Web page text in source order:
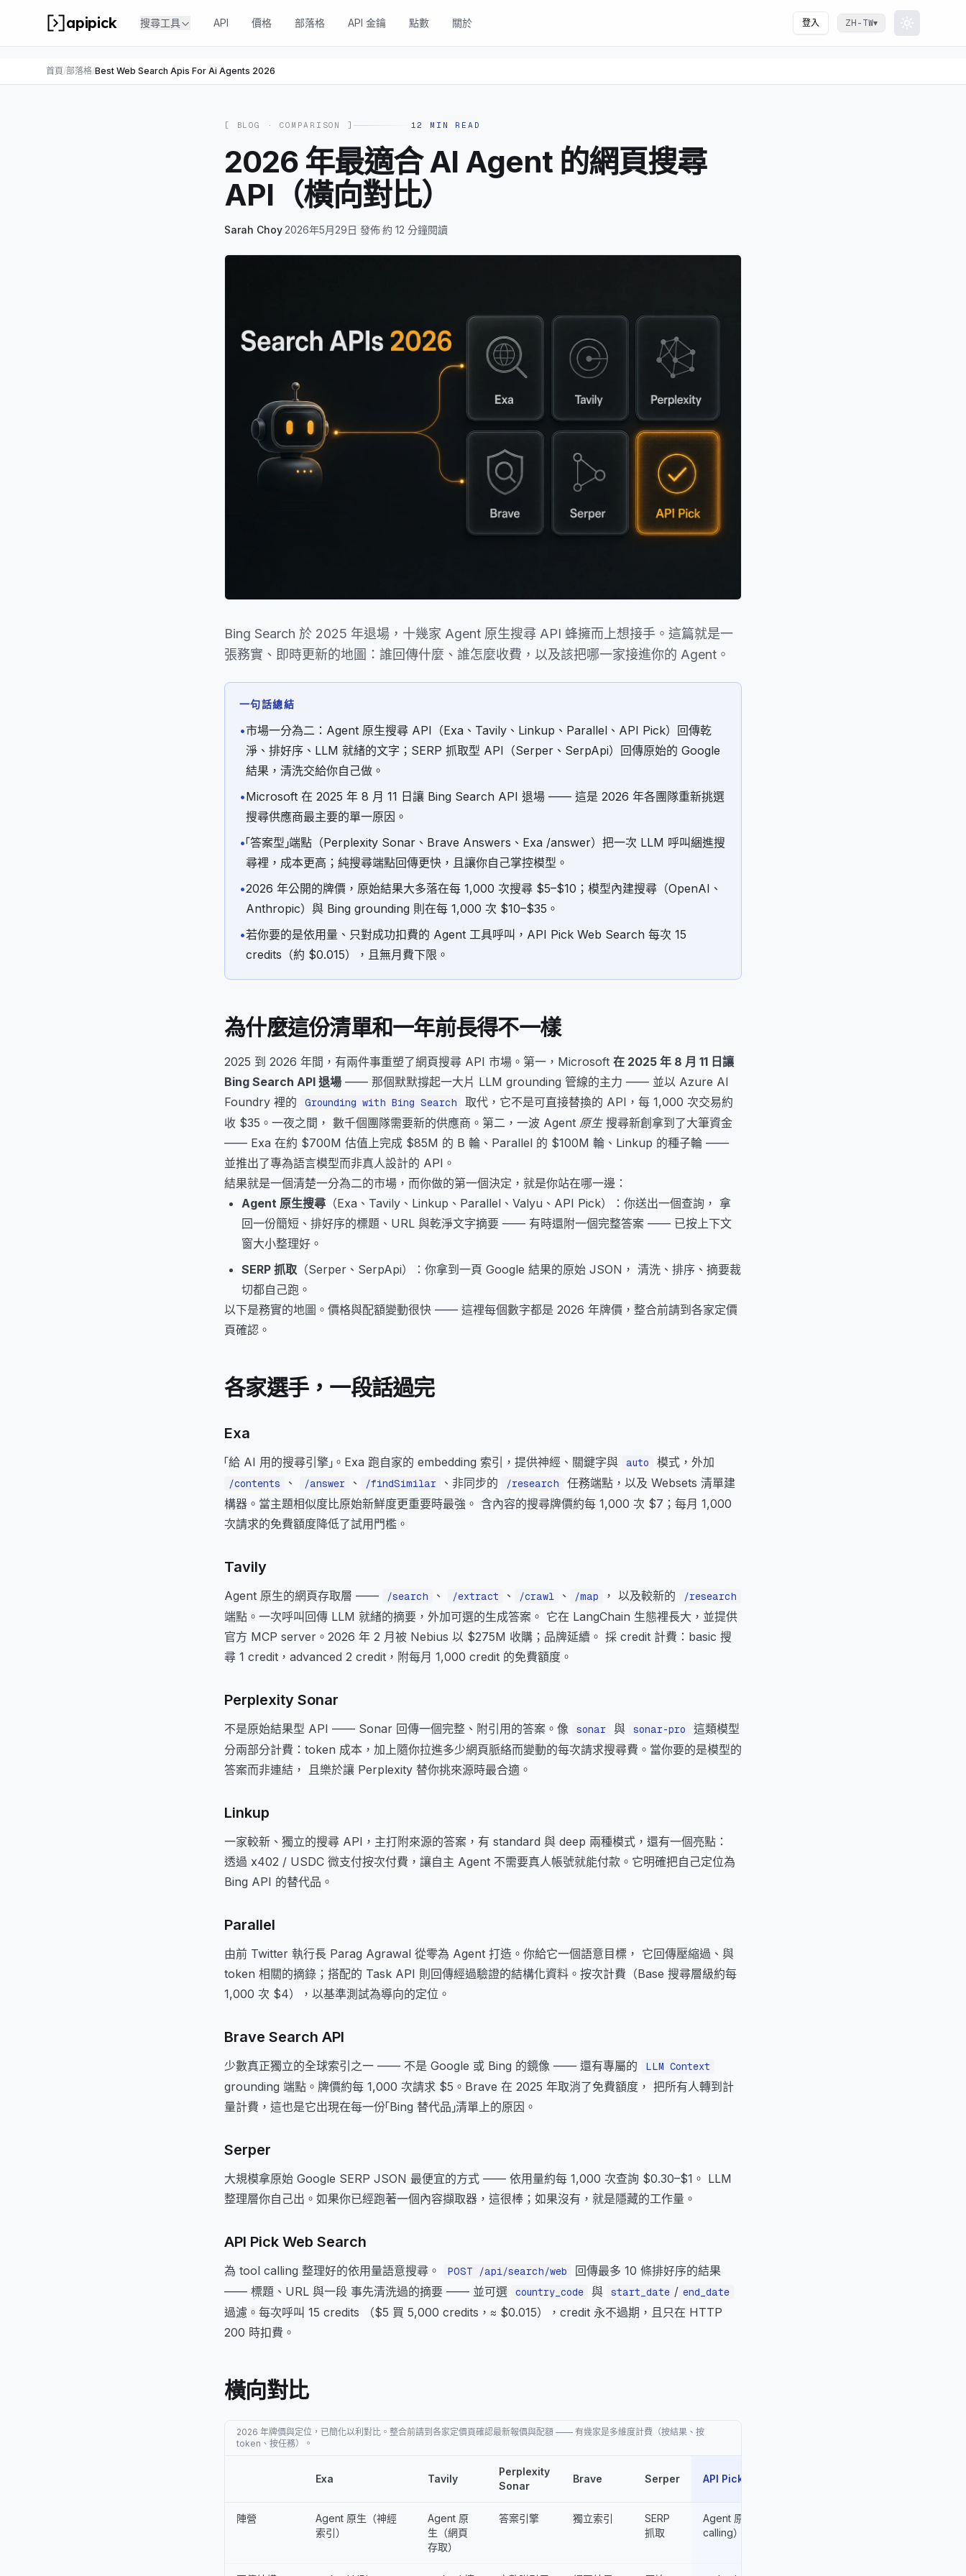
apipick 搜尋工具 API 價格 部落格 API 金鑰 點數 關於 登入 ZH-TW▾
Toggle
首頁/部落格/Best Web Search Apis For Ai Agents 2026
[ BLOG ·COMPARISON ] 12 MIN READ
2026 年最適合 AI Agent 的網頁搜尋
API（橫向對比）
Sarah Choy·2026年5月29日 發佈·約 12 分鐘閱讀
Bing Search 於 2025 年退場，十幾家 Agent 原生搜尋 API 蜂擁而上想接手。這篇就是一
張務實、即時更新的地圖：誰回傳什麼、誰怎麼收費，以及該把哪一家接進你的 Agent。
一句話總結
•市場一分為二：Agent 原生搜尋 API（Exa、Tavily、Linkup、Parallel、API Pick）回傳乾
淨、排好序、LLM 就緒的文字；SERP 抓取型 API（Serper、SerpApi）回傳原始的 Google
結果，清洗交給你自己做。
•Microsoft 在 2025 年 8 月 11 日讓 Bing Search API 退場 —— 這是 2026 年各團隊重新挑選
搜尋供應商最主要的單一原因。
•「答案型」端點（Perplexity Sonar、Brave Answers、Exa /answer）把一次 LLM 呼叫綑進搜
尋裡，成本更高；純搜尋端點回傳更快，且讓你自己掌控模型。
•2026 年公開的牌價，原始結果大多落在每 1,000 次搜尋 $5–$10；模型內建搜尋（OpenAI、
Anthropic）與 Bing grounding 則在每 1,000 次 $10–$35。
•若你要的是依用量、只對成功扣費的 Agent 工具呼叫，API Pick Web Search 每次 15
credits（約 $0.015），且無月費下限。
為什麼這份清單和一年前長得不一樣
2025 到 2026 年間，有兩件事重塑了網頁搜尋 API 市場。第一，Microsoft 在 2025 年 8 月 11 日讓
Bing Search API 退場 —— 那個默默撐起一大片 LLM grounding 管線的主力 —— 並以 Azure AI
Foundry 裡的
Grounding with Bing Search
取代，它不是可直接替換的 API，每 1,000 次交易約
收 $35。一夜之間， 數千個團隊需要新的供應商。第二，一波 Agent 原生搜尋新創拿到了大筆資金
—— Exa 在約 $700M 估值上完成 $85M 的 B 輪、Parallel 的 $100M 輪、Linkup 的種子輪 ——
並推出了專為語言模型而非真人設計的 API。
結果就是一個清楚一分為二的市場，而你做的第一個決定，就是你站在哪一邊：
Agent 原生搜尋 （Exa、Tavily、Linkup、Parallel、Valyu、API Pick）：你送出一個查詢， 拿
回一份簡短、排好序的標題、URL 與乾淨文字摘要 —— 有時還附一個完整答案 —— 已按上下文
窗大小整理好。
SERP 抓取 （Serper、SerpApi）：你拿到一頁 Google 結果的原始 JSON， 清洗、排序、摘要裁
切都自己跑。
以下是務實的地圖。價格與配額變動很快 —— 這裡每個數字都是 2026 年牌價，整合前請到各家定價
頁確認。
各家選手，一段話過完
Exa
「給 AI 用的搜尋引擎」。Exa 跑自家的 embedding 索引，提供神經、關鍵字與 auto 模式，外加
/contents 、 /answer 、 /findSimilar 、非同步的 /research
任務端點，以及 Websets 清單建
構器。當主題相似度比原始新鮮度更重要時最強。 含內容的搜尋牌價約每 1,000 次 $7；每月 1,000
次請求的免費額度降低了試用門檻。
Tavily
Agent 原生的網頁存取層 —— /search 、 /extract 、 /crawl 、 /map ， 以及較新的 /research
端點。一次呼叫回傳 LLM 就緒的摘要，外加可選的生成答案。 它在 LangChain 生態裡長大，並提供
官方 MCP server。2026 年 2 月被 Nebius 以 $275M 收購；品牌延續。 採 credit 計費：basic 搜
尋 1 credit，advanced 2 credit，附每月 1,000 credit 的免費額度。
Perplexity Sonar
不是原始結果型 API —— Sonar 回傳一個完整、附引用的答案。像 sonar 與 sonar-pro
這類模型
分兩部分計費：token 成本，加上隨你拉進多少網頁脈絡而變動的每次請求搜尋費。當你要的是模型的
答案而非連結， 且樂於讓 Perplexity 替你挑來源時最合適。
Linkup
一家較新、獨立的搜尋 API，主打附來源的答案，有 standard 與 deep 兩種模式，還有一個亮點：
透過 x402 / USDC 微支付按次付費，讓自主 Agent 不需要真人帳號就能付款。它明確把自己定位為
Bing API 的替代品。
Parallel
由前 Twitter 執行長 Parag Agrawal 從零為 Agent 打造。你給它一個語意目標， 它回傳壓縮過、與
token 相關的摘錄；搭配的 Task API 則回傳經過驗證的結構化資料。按次計費（Base 搜尋層級約每
1,000 次 $4），以基準測試為導向的定位。
Brave Search API
少數真正獨立的全球索引之一 —— 不是 Google 或 Bing 的鏡像 —— 還有專屬的 LLM Context
grounding 端點。牌價約每 1,000 次請求 $5。Brave 在 2025 年取消了免費額度， 把所有人轉到計
量計費，這也是它出現在每一份「Bing 替代品」清單上的原因。
Serper
大規模拿原始 Google SERP JSON 最便宜的方式 —— 依用量約每 1,000 次查詢 $0.30–$1。 LLM
整理層你自己出。如果你已經跑著一個內容擷取器，這很棒；如果沒有，就是隱藏的工作量。
API Pick Web Search
為 tool calling 整理好的依用量語意搜尋。 POST /api/search/web
回傳最多 10 條排好序的結果
—— 標題、URL 與一段 事先清洗過的摘要 —— 並可選
country_code 與 start_date / end_date
過濾。每次呼叫 15 credits （$5 買 5,000 credits，≈ $0.015），credit 永不過期，且只在 HTTP
200 時扣費。
橫向對比
2026 年牌價與定位，已簡化以利對比。整合前請到各家定價頁確認最新報價與配額 —— 有幾家是多維度計費（按結果、按
token、按任務）。
Exa Tavily
Perplexity
Sonar
Brave Serper API Pick
陣營
Agent 原生（神經
索引）
Agent 原
生（網頁
存取）
答案引擎 獨立索引
SERP
抓取
Agent 原生（tool
calling）